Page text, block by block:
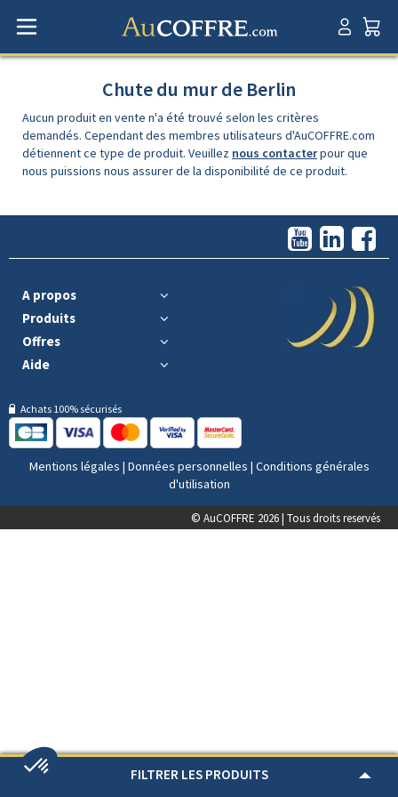
FILTRER LES PRODUITS
Chute du mur de Berlin
Aucun produit en vente n'a été trouvé selon les critères
demandés. Cependant des membres utilisateurs d'AuCOFFRE.com
détiennent ce type de produit. Veuillez nous contacterpour que
nous puissions nous assurer de la disponibilité de ce produit.
A propos
Produits
Offres
Aide
Achats 100% sécurisés
Mentions légales | Données personnelles | Conditions générales
d'utilisation
© AuCOFFRE 2026 | Tous droits reservés